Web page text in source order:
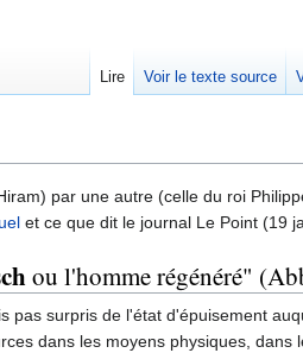
par une autre (celle du roi
et ce que dit le journal Le Point (19
ou l'homme régénéré"
surpris de l'état d'épuisement
dans les moyens physiques,
Lire Voir le texte source